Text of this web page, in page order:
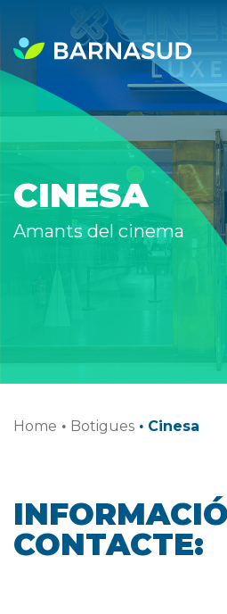
CINESA
Amants del cinema
Home · Botigues · Cinesa
CONTACTE: